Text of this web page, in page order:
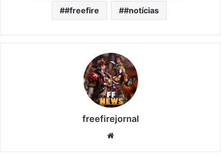
#freefire #notícias
freefirejornal